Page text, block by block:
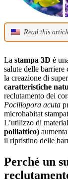
Read this
La stampa 3D è
salute delle barriere
la creazione di
caratteristiche
reclutamento dei
Pocillopora acuta
microhabitat
L’utilizzo di
polilattico)
il ripristino delle
Perché un